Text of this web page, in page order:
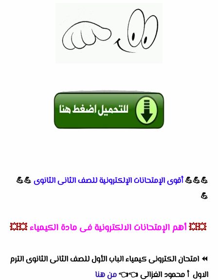
💪💪💪أقوى الإمتحانات الإلكترونية للصف الثانى الثانوى 💪💪
💪
💥💥أهم الإمتحانات الالكترونية فى مادة الكيمياء💥💥
⏪ امتحان الكترونى كيمياء الباب الأول للصف الثانى الثانوى الترم
الاول أ محمود الغزالى👈
👈من هنا